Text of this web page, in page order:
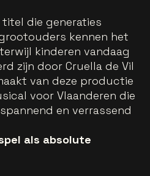
titel die generaties
kennen het
kinderen vandaag
zijn door Cruella de Vil
van deze productie
voor Vlaanderen die
en verrassend
als absolute